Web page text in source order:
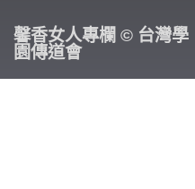
馨香女人專欄 © 台灣學
園傳道會